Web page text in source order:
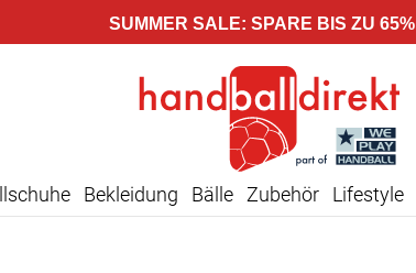
SUMMER SALE: SPARE BIS ZU 65%
Bekleidung Bälle Zubehör Lifestyle